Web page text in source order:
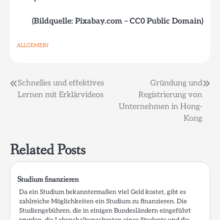
(Bildquelle: Pixabay.com – CC0 Public Domain)
ALLGEMEIN
Beitragsnavigation
Schnelles und effektives
Lernen mit Erklärvideos
Gründung und
Registrierung von
Unternehmen in Hong-
Kong
Related Posts
Studium finanzieren
Da ein Studium bekanntermaßen viel Geld kostet, gibt es
zahlreiche Möglichkeiten ein Studium zu finanzieren. Die
Studiengebühren, die in einigen Bundesländern eingeführt